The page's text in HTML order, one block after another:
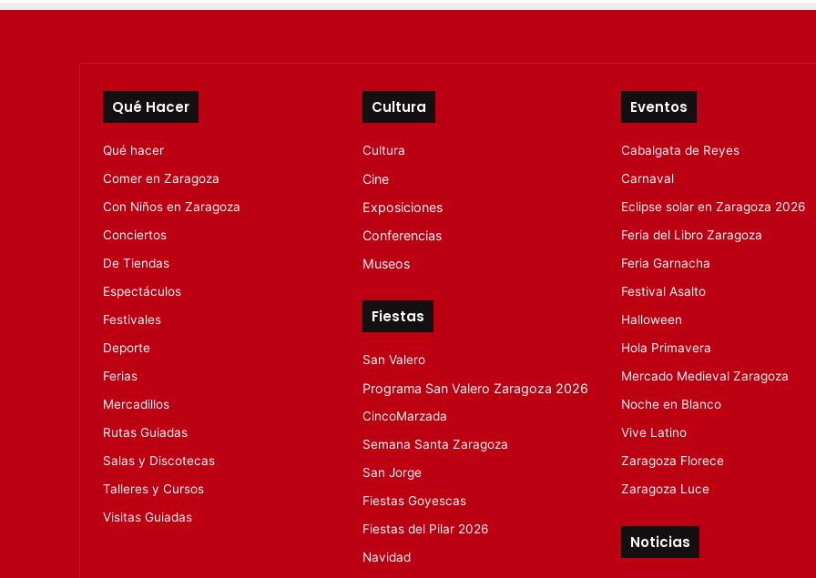
o
Qué Hacer
Qué hacer
Comer en Zaragoza
Con Niños en Zaragoza
Conciertos
De Tiendas
Espectáculos
Festivales
Deporte
Ferias
Mercadillos
Rutas Guiadas
Salas y Discotecas
Talleres y Cursos
Visitas Guiadas
Cultura
Cultura
Cine
Exposiciones
Conferencias
Museos
Fiestas
San Valero
Programa San Valero Zaragoza 2026
CincoMarzada
Semana Santa Zaragoza
San Jorge
Fiestas Goyescas
Fiestas del Pilar 2026
Navidad
Eventos
Cabalgata de Reyes
Carnaval
Eclipse solar en Zaragoza 2026
Feria del Libro Zaragoza
Feria Garnacha
Festival Asalto
Halloween
Hola Primavera
Mercado Medieval Zaragoza
Noche en Blanco
Vive Latino
Zaragoza Florece
Zaragoza Luce
Noticias